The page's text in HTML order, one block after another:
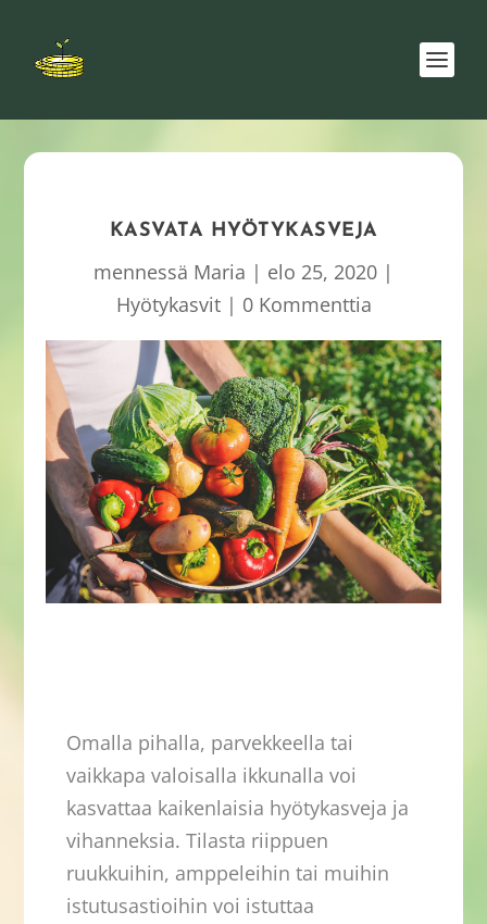
KASVATA HYÖTYKASVEJA
mennessä Maria | elo 25, 2020 |
Hyötykasvit| 0 Kommenttia
Omalla pihalla, parvekkeella tai
vaikkapa valoisalla ikkunalla voi
kasvattaa kaikenlaisia hyötykasveja ja
vihanneksia. Tilasta riippuen
ruukkuihin, amppeleihin tai muihin
istutusastioihin voi istuttaa